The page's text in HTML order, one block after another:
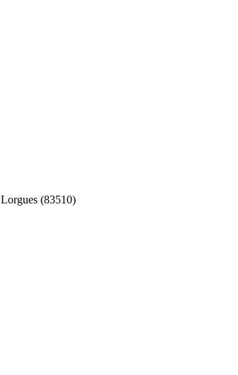
Lorgues (83510)